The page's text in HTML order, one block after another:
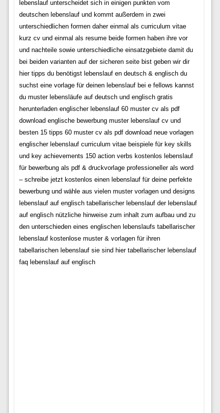
lebenslauf unterscheidet sich in einigen punkten vom
deutschen lebenslauf und kommt außerdem in zwei
unterschiedlichen formen daher einmal als curriculum vitae
kurz cv und einmal als resume beide formen haben ihre vor
und nachteile sowie unterschiedliche einsatzgebiete damit du
bei beiden varianten auf der sicheren seite bist geben wir dir
hier tipps du benötigst lebenslauf en deutsch & englisch du
suchst eine vorlage für deinen lebenslauf bei e fellows kannst
du muster lebensläufe auf deutsch und englisch gratis
herunterladen englischer lebenslauf 60 muster cv als pdf
download englische bewerbung muster lebenslauf cv und
besten 15 tipps 60 muster cv als pdf download neue vorlagen
englischer lebenslauf curriculum vitae beispiele für key skills
und key achievements 150 action verbs kostenlos lebenslauf
für bewerbung als pdf & druckvorlage professioneller als word
– schreibe jetzt kostenlos einen lebenslauf für deine perfekte
bewerbung und wähle aus vielen muster vorlagen und designs
lebenslauf auf englisch tabellarischer lebenslauf der lebenslauf
auf englisch nützliche hinweise zum inhalt zum aufbau und zu
den unterschieden eines englischen lebenslaufs tabellarischer
lebenslauf kostenlose muster & vorlagen für ihren
tabellarischen lebenslauf sie sind hier tabellarischer lebenslauf
faq lebenslauf auf englisch